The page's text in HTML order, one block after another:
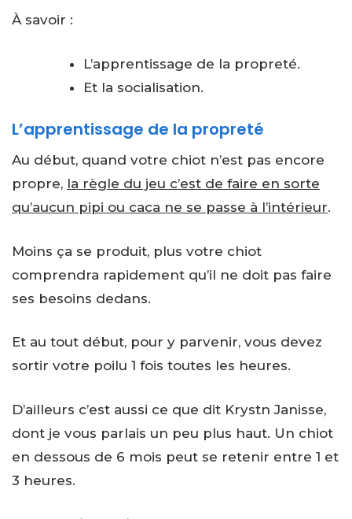
À savoir :
L’apprentissage de la propreté.
Et la socialisation.
L’apprentissage de la propreté
Au début, quand votre chiot n’est pas encore
propre, la règle du jeu c’est de faire en sorte
qu’aucun pipi ou caca ne se passe à l’intérieur.
Moins ça se produit, plus votre chiot
comprendra rapidement qu’il ne doit pas faire
ses besoins dedans.
Et au tout début, pour y parvenir, vous devez
sortir votre poilu 1 fois toutes les heures.
D’ailleurs c’est aussi ce que dit Krystn Janisse,
dont je vous parlais un peu plus haut. Un chiot
en dessous de 6 mois peut se retenir entre 1 et
3 heures.